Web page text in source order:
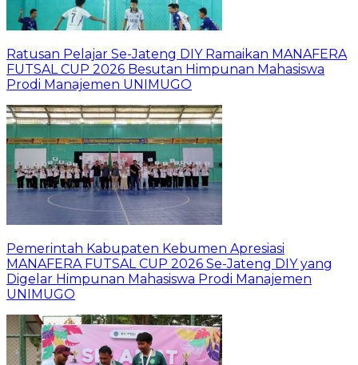
Ratusan Pelajar Se-Jateng DIY Ramaikan MANAFERA
FUTSAL CUP 2026 Besutan Himpunan Mahasiswa
Prodi Manajemen UNIMUGO
Pemerintah Kabupaten Kebumen Apresiasi
MANAFERA FUTSAL CUP 2026 Se-Jateng DIY yang
Digelar Himpunan Mahasiswa Prodi Manajemen
UNIMUGO